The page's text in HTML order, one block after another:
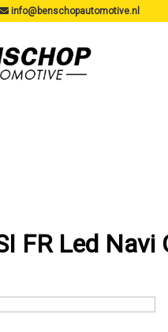
info@benschopautomotive.nl
FR Led